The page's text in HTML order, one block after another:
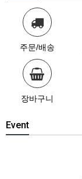
주문/배송
장바구니
Event